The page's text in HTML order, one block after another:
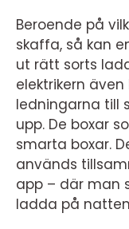
Beroende på
skaffa, så kan
ut rätt sorts
elektrikern
ledningarna till
upp. De boxar
smarta boxar.
används
app – där man
ladda på